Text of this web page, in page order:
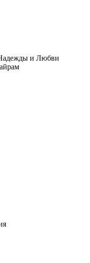
и Любви